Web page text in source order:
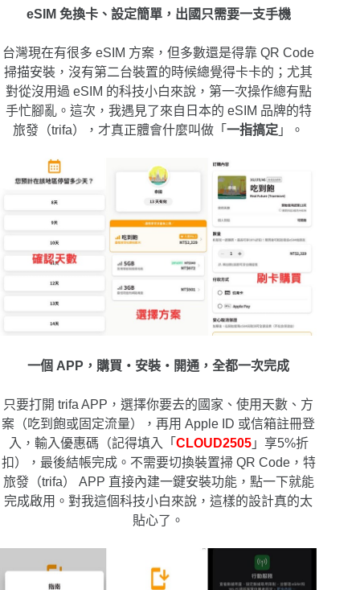
eSIM 免換卡、設定簡單，出國只需要一支手機
台灣現在有很多 eSIM 方案，但多數還是得靠 QR Code
掃描安裝，沒有第二台裝置的時候總覺得卡卡的；尤其
對從沒用過 eSIM 的科技小白來說，第一次操作總有點
手忙腳亂。這次，我遇見了來自日本的 eSIM 品牌的特
旅發（trifa），才真正體會什麼叫做「一指搞定 」。
一個 APP，購買・安裝・開通，全都一次完成
只要打開 trifa APP，選擇你要去的國家、使用天數、方
案（吃到飽或固定流量），再用 Apple ID 或信箱註冊登
入，輸入優惠碼（記得填入「 CLOUD2505」享5%折
扣），最後結帳完成。不需要切換裝置掃 QR Code，特
旅發（trifa） APP 直接內建一鍵安裝功能，點一下就能
完成啟用。對我這個科技小白來說，這樣的設計真的太
貼心了。